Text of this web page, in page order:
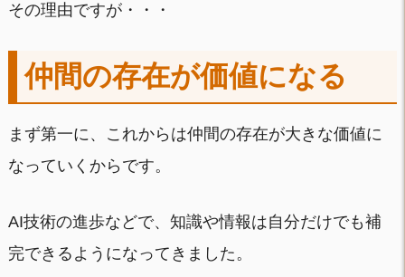
その理由ですが・・・
仲間の存在が価値になる
まず第一に、これからは仲間の存在が大きな価値に
なっていくからです。
AI技術の進歩などで、知識や情報は自分だけでも補
完できるようになってきました。